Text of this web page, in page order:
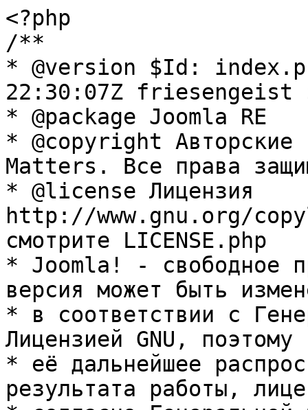
<?php
/**
* @version $Id:
22:30:07Z friesengeist
* @package Joomla RE
* @copyright Авторские
Matters. Все права
* @license Лицензия
http://www.gnu.org/
смотрите LICENSE.php
* Joomla! - свободное
версия может быть
* в соответствии с
Лицензией GNU, поэтому
* её дальнейшее
результата работы,